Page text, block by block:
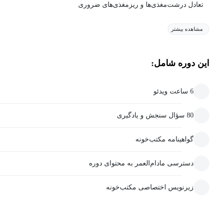
تعادل درشت‌مغذی‌ها و ریزمغذی‌های ضروری
مشاهده بیشتر
این دوره شامل:
6 ساعت ویدئو
80 سؤال سنجش و یادگیری
گواهینامه مکتب‌خونه
دسترسی مادام‌العمر به محتوای دوره
زیرنویس اختصاصی مکتب‌خونه